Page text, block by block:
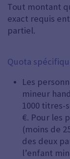
Tout montant
exact requis
partiel.
Quota
Les
mineur
1000 titres-
€. Pour les
(moins de
des deux
l’enfant